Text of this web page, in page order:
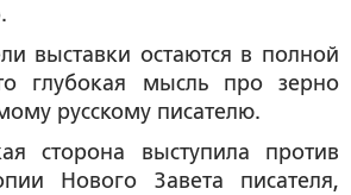
выставки остаются в полной
глубокая мысль про зерно
русскому писателю.
сторона выступила против
Нового Завета писателя,